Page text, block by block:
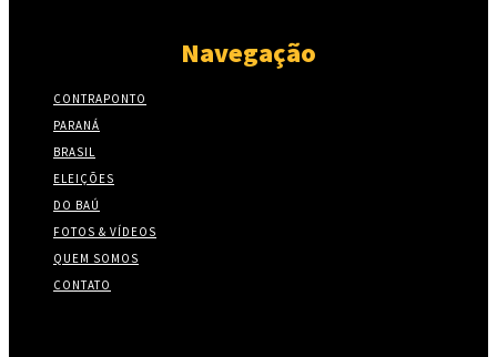
Navegação
CONTRAPONTO
PARANÁ
BRASIL
ELEIÇÕES
DO BAÚ
FOTOS & VÍDEOS
QUEM SOMOS
CONTATO